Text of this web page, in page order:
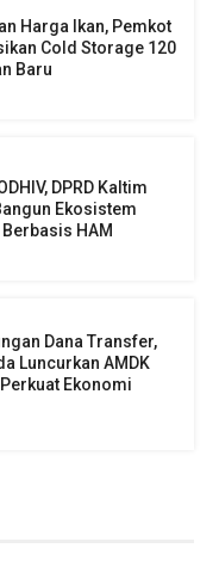
Harga Ikan, Pemkot
Cold Storage 120
Baru
DPRD Kaltim
Ekosistem
HAM
Dana Transfer,
Luncurkan AMDK
Perkuat Ekonomi